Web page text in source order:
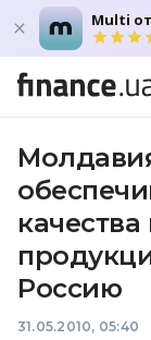
Multi
Россию
31.05.2010, 05:40